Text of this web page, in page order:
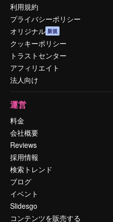
利用規約
プライバシーポリシー
オリジナル 新規
クッキーポリシー
トラストセンター
アフィリエイト
法人向け
運営
料金
会社概要
Reviews
採用情報
検索トレンド
ブログ
イベント
Slidesgo
コンテンツを販売する